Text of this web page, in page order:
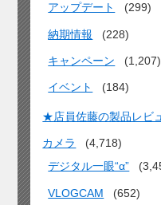
アップデート (299)
納期情報 (228)
キャンペーン (1,207)
イベント (184)
★店員佐藤の製品レビ
カメラ
(4,718)
デジタル一眼“α”
VLOGCAM (652)